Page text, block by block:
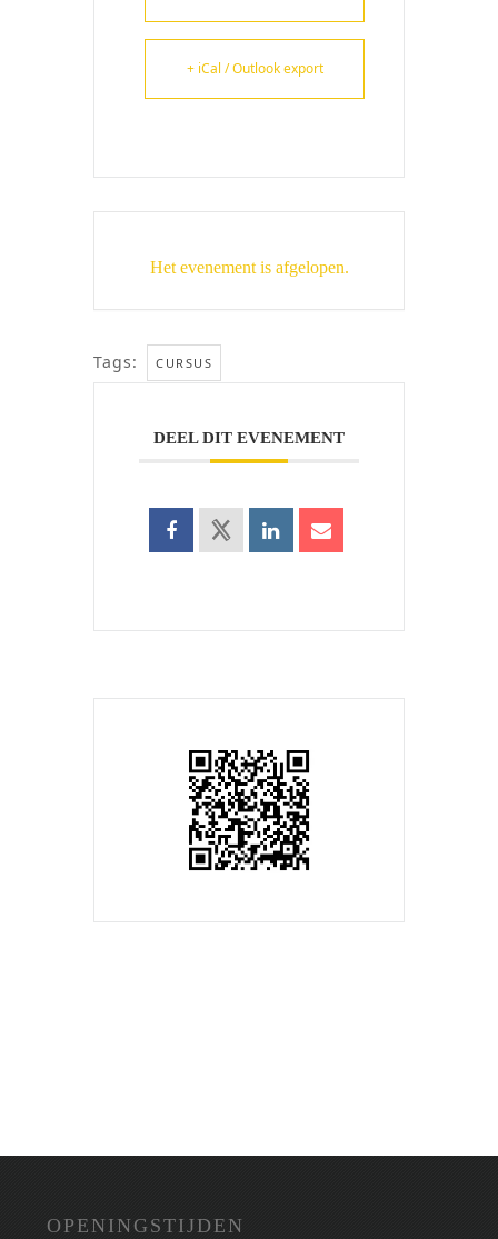
+ iCal / Outlook export
Het evenement is afgelopen.
Tags: CURSUS
DEEL DIT EVENEMENT
OPENINGSTIJDEN